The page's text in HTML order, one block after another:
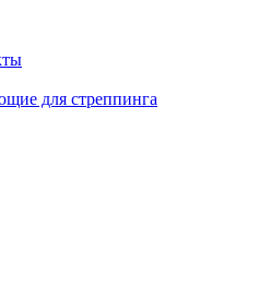
для стреппинга